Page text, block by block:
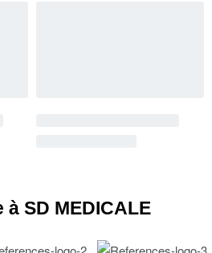
à SD MEDICALE